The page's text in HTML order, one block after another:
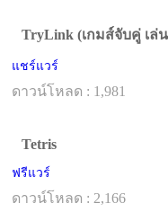
TryLink (เกมส์จับคู่ เล่
แชร์แวร์
ดาวน์โหลด : 1,981
Tetris
ฟรีแวร์
ดาวน์โหลด : 2,166